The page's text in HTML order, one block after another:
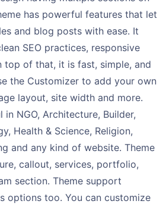
has powerful features that let
and blog posts with ease. It
SEO practices, responsive
top of that, it is fast, simple, and
the Customizer to add your own
layout, site width and more.
in NGO, Architecture, Builder,
Health & Science, Religion,
and any kind of website. Theme
callout, services, portfolio,
section. Theme support
options too. You can customize